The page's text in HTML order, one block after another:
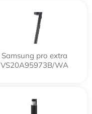
Samsung pro extra
VS20A95973B/WA